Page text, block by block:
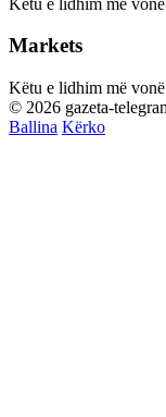
Markets
Këtu e lidhim më
© 2026 gazeta-
Ballina Kërko